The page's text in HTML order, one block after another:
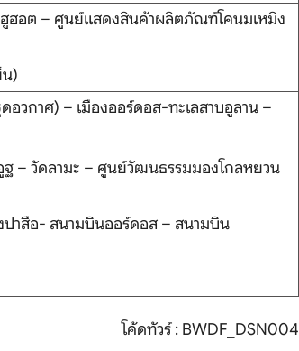
ฮูฮอต – ศูนย์แสดงสินค้าผลิตภัณฑ์โคนมเหมิง
น)
อวกาศ) – เมืองออร์ดอส-ทะเลสาบอูลาน –
– วัดลามะ – ศูนย์วัฒนธรรมมองโกลหยวน
าสือ- สนามบินออร์ดอส – สนามบิน
โค้ดทัวร์ : BWDF_DSN004